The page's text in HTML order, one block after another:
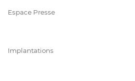
Espace Presse
Implantations